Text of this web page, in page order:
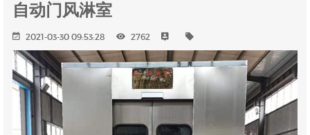
自动门风淋室
2021-03-30 09:53:28 2762